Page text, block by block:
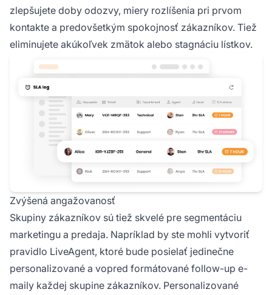
zlepšujete doby odozvy, miery rozlíšenia pri prvom
kontakte a predovšetkým spokojnosť zákazníkov. Tiež
eliminujete akúkoľvek zmätok alebo stagnáciu lístkov.
Zvýšená angažovanosť
Skupiny zákazníkov sú tiež skvelé pre segmentáciu
marketingu a predaja. Napríklad by ste mohli vytvoriť
pravidlo LiveAgent, ktoré bude posielať jedinečne
personalizované a vopred formátované follow-up e-
maily každej skupine zákazníkov. Personalizované